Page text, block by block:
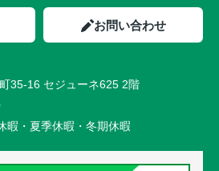
お問い合わせ
35-16 セジューネ625 2階
暇・夏季休暇・冬期休暇